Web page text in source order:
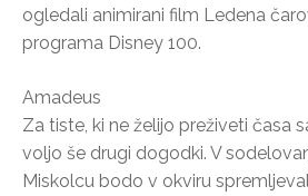
ogledali animirani film Ledena
programa Disney 100.
Amadeus
Za tiste, ki ne želijo preživeti časa
voljo še drugi dogodki. V
Miskolcu bodo v okviru